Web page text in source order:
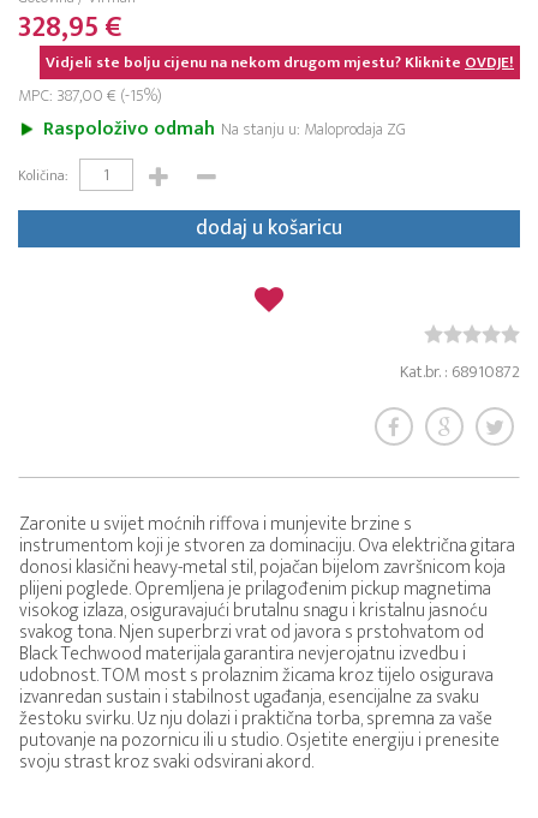
328,95 €
Vidjeli ste bolju cijenu na nekom drugom mjestu? KlikniteOVDJE!
MPC: 387,00 € (-15%)
Raspoloživo odmah Na stanju u: Maloprodaja ZG
Količina:
dodaj u košaricu
Kat.br. : 68910872
Zaronite u svijet moćnih riffova i munjevite brzine s
instrumentom koji je stvoren za dominaciju. Ova električna gitara
donosi klasični heavy-metal stil, pojačan bijelom završnicom koja
plijeni poglede. Opremljena je prilagođenim pickup magnetima
visokog izlaza, osiguravajući brutalnu snagu i kristalnu jasnoću
svakog tona. Njen superbrzi vrat od javora s prstohvatom od
Black Techwood materijala garantira nevjerojatnu izvedbu i
udobnost. TOM most s prolaznim žicama kroz tijelo osigurava
izvanredan sustain i stabilnost ugađanja, esencijalne za svaku
žestoku svirku. Uz nju dolazi i praktična torba, spremna za vaše
putovanje na pozornicu ili u studio. Osjetite energiju i prenesite
svoju strast kroz svaki odsvirani akord.